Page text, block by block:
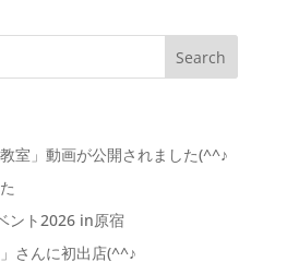
室」動画が公開されました(^^♪
ント2026 in原宿
さんに初出店(^^♪